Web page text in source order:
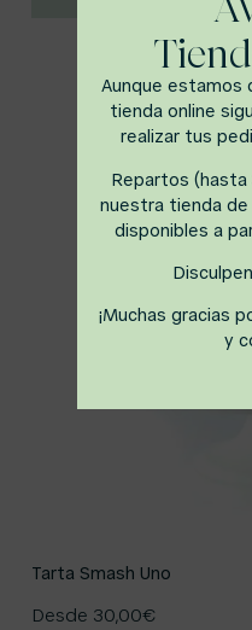
Tarta Smash Uno
Desde 30,00€
Aunque estamos
tienda online
realizar tus
Repartos
nuestra tienda de
disponibles a
¡Muchas gracias
y